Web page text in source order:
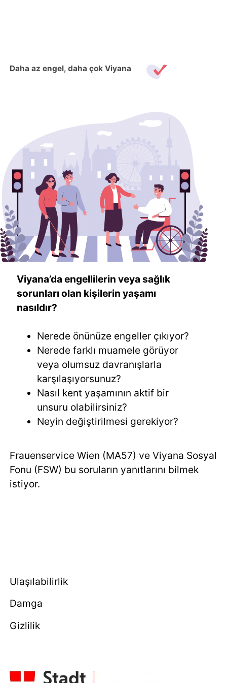
Daha az engel, daha çok Viyana
Viyana’da engellilerin veya sağlık
sorunları olan kişilerin yaşamı
nasıldır?
Nerede önünüze engeller çıkıyor?
Nerede farklı muamele görüyor
veya olumsuz davranışlarla
karşılaşıyorsunuz?
Nasıl kent yaşamının aktif bir
unsuru olabilirsiniz?
Neyin değiştirilmesi gerekiyor?
Frauenservice Wien (MA57) ve Viyana Sosyal
Fonu (FSW) bu soruların yanıtlarını bilmek
istiyor.
Ulaşılabilirlik
Damga
Gizlilik